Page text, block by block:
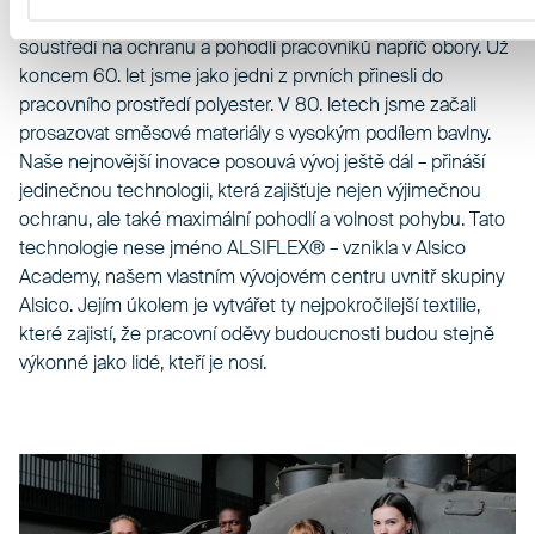
soustředí na ochranu a pohodlí pracovníků napříč obory. Už
koncem 60. let jsme jako jedni z prvních přinesli do
pracovního prostředí polyester. V 80. letech jsme začali
prosazovat směsové materiály s vysokým podílem bavlny.
Naše nejnovější inovace posouvá vývoj ještě dál – přináší
jedinečnou technologii, která zajišťuje nejen výjimečnou
ochranu, ale také maximální pohodlí a volnost pohybu. Tato
technologie nese jméno ALSIFLEX® – vznikla v Alsico
Academy, našem vlastním vývojovém centru uvnitř skupiny
Alsico. Jejím úkolem je vytvářet ty nejpokročilejší textilie,
které zajistí, že pracovní oděvy budoucnosti budou stejně
výkonné jako lidé, kteří je nosí.